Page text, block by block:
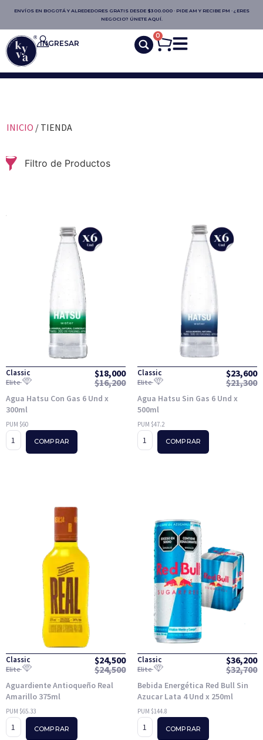
ENVÍOS EN BOGOTÁ Y ALREDEDORES GRATIS DESDE $300.000 · PIDE AM Y RECIBE PM · ¿ERES
NEGOCIO? ÚNETE AQUÍ.
INGRESAR
0
INICIO / TIENDA
Filtro de Productos
Classic $18,000
Elite $16,200
Agua Hatsu Con Gas 6 Und x
300ml
PUM $60
COMPRAR
Classic $23,600
Elite $21,300
Agua Hatsu Sin Gas 6 Und x
500ml
PUM $47.2
COMPRAR
Classic $24,500
Elite $24,500
Aguardiente Antioqueño Real
Amarillo 375ml
PUM $65.33
COMPRAR
Classic $36,200
Elite $32,700
Bebida Energética Red Bull Sin
Azucar Lata 4 Und x 250ml
PUM $144.8
COMPRAR